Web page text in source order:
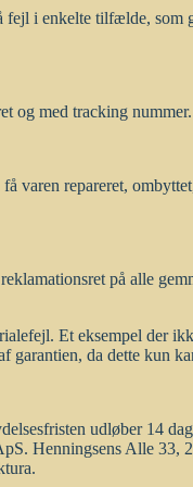
i enkelte tilfælde,
og med tracking nummer.
varen repareret,
på alle
Et eksempel der
da dette kun
udløber 14
Henningsens Alle